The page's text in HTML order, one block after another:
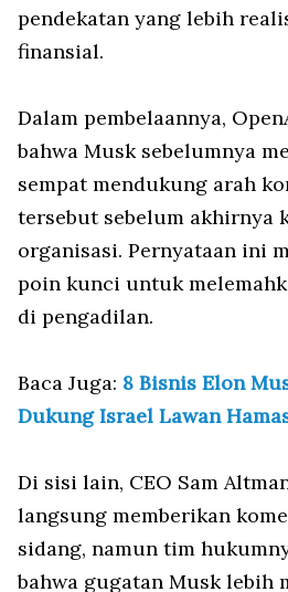
pendekatan yang lebih
finansial.
Dalam pembelaannya,
bahwa Musk sebelumnya
sempat mendukung arah
tersebut sebelum akhirnya
organisasi. Pernyataan ini
poin kunci untuk
di pengadilan.
Baca Juga: 8 Bisnis Elon
Dukung Israel Lawan
Di sisi lain, CEO Sam
langsung memberikan
sidang, namun tim
bahwa gugatan Musk lebih